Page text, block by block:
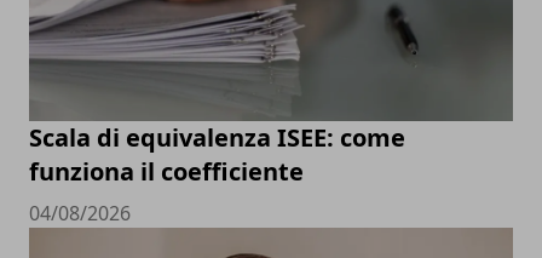
Scala di equivalenza ISEE: come
funziona il coefficiente
04/08/2026